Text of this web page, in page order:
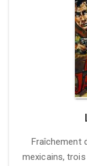
Fraîchement
mexicains,